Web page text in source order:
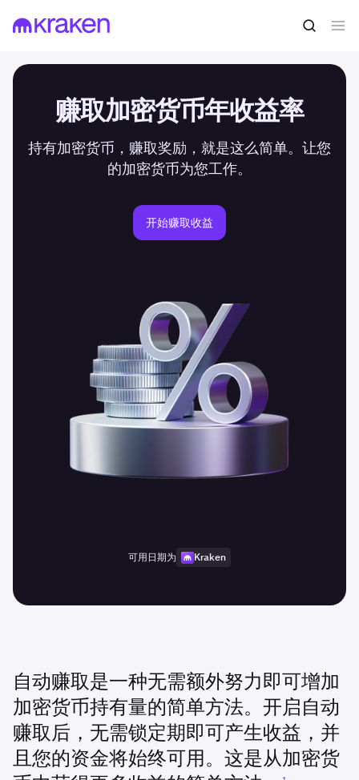
赚取加密货币年收益率
持有加密货币，赚取奖励，就是这么简单。让您
的加密货币为您工作。
开始赚取收益
可用日期为 Kraken
自动赚取是一种无需额外努力即可增加
加密货币持有量的简单方法。开启自动
赚取后，无需锁定期即可产生收益，并
且您的资金将始终可用。这是从加密货